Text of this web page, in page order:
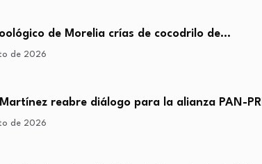
de Morelia crías de cocodrilo de…
de 2026
reabre diálogo para la alianza PAN-PRI
de 2026